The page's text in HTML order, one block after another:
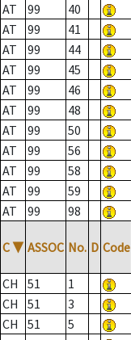
AT
99 40
AT
99 41
AT
99 44
AT
99 45
AT
99 46
AT
99 48
AT
99 50
AT
99 56
AT
99 58
AT
99 59
AT
99 98
C ▼ ASSOC No. D Code
CH 51 1
CH
51 3
CH
51 5